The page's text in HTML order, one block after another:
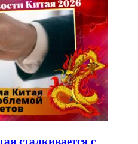
сталкивается с